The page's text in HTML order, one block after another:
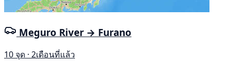
Meguro River → Furano
10 จุด · 2เดือนที่แล้ว